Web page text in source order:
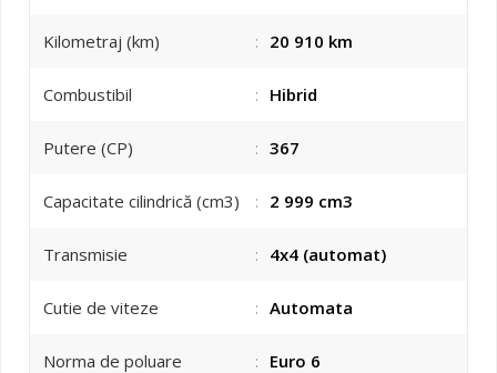
Kilometraj (km) : 20 910 km
Combustibil : Hibrid
Putere (CP) : 367
Capacitate cilindrică (cm3) : 2 999 cm3
Transmisie : 4x4 (automat)
Cutie de viteze : Automata
Norma de poluare : Euro 6